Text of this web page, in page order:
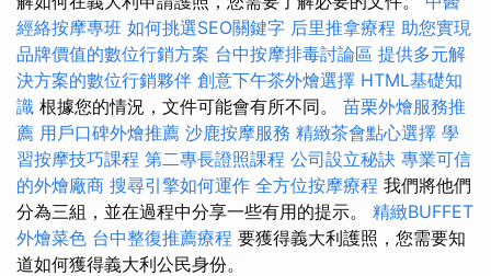
經絡按摩專班 如何挑選SEO關鍵字 后里推拿療程 助您實現
品牌價值的數位行銷方案 台中按摩排毒討論區 提供多元解
決方案的數位行銷夥伴 創意下午茶外燴選擇 HTML基礎知
識 根據您的情況，文件可能會有所不同。 苗栗外燴服務推
薦 用戶口碑外燴推薦 沙鹿按摩服務 精緻茶會點心選擇 學
習按摩技巧課程 第二專長證照課程 公司設立秘訣 專業可信
的外燴廠商 搜尋引擎如何運作 全方位按摩療程 我們將他們
分為三組，並在過程中分享一些有用的提示。 精緻BUFFET
外燴菜色 台中整復推薦療程 要獲得義大利護照，您需要知
道如何獲得義大利公民身份。